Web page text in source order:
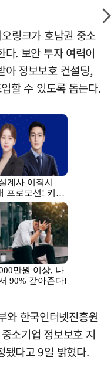
링크가 호남권 중소
다. 보안 투자 여력이
아 정보보호 컨설팅,
할 수 있도록 돕는다.
와 한국인터넷진흥원
소기업 정보보호 지
됐다고 9일 밝혔다.